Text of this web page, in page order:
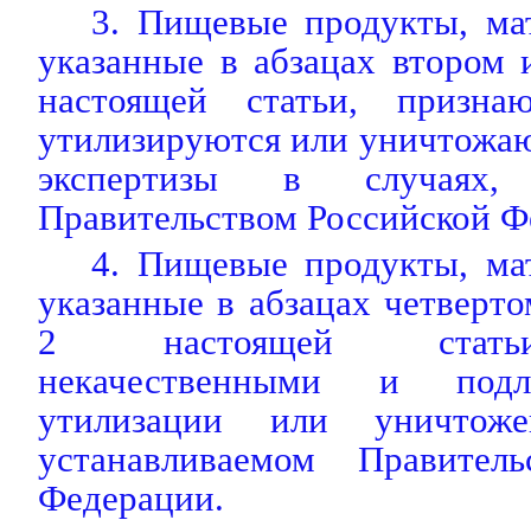
3. Пищевые продукты,
указанные в абзацах втором
настоящей статьи,
утилизируются или
экспертизы в случаях,
Правительством Российской
4. Пищевые продукты,
указанные в абзацах
2 настоящей
некачественными и
утилизации или
устанавливаемом
Федерации.